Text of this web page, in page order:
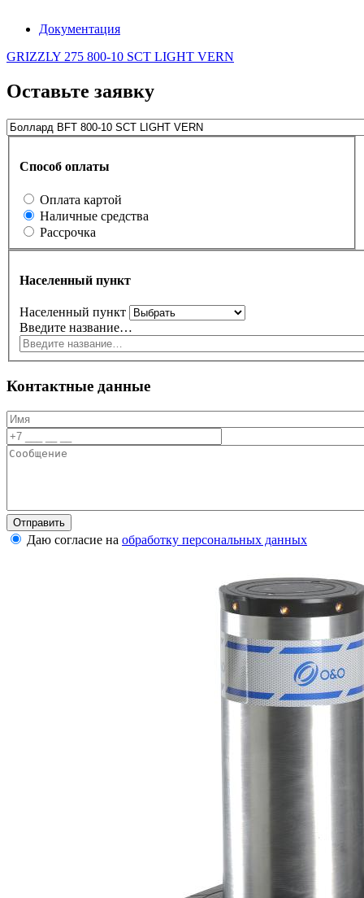
Документация
GRIZZLY 275 800-10 SCT LIGHT VERN
Оставьте заявку
Способ оплаты
Оплата картой
Наличные средства
Рассрочка
Населенный пункт
Населенный пункт
Введите название…
Контактные данные
Даю согласие на обработку персональных данных